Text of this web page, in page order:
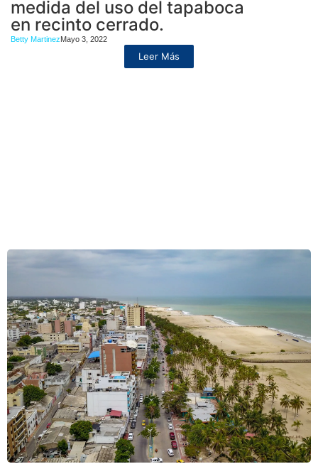
medida del uso del tapaboca
en recinto cerrado.
Betty MartinezMayo 3, 2022
Leer Más